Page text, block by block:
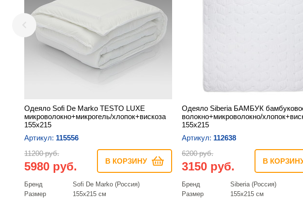
Одеяло Sofi De Marko TESTO LUXE
микроволокно+микрогель/хлопок+вискоза
155х215
Артикул: 115556
11200 руб.
5980 руб. В КОРЗИНУ
Бренд
Sofi De Marko (Россия)
Размер
155х215 см
Одеяло Siberia БАМБУК
волокно+микроволокно/
155х215
Артикул: 112638
6200 руб.
3150 руб. В
Бренд
Siberia (Россия)
Размер
155х215 см